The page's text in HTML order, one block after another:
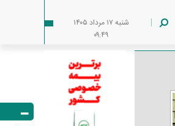
شنبه ۱۷ مرداد ۱۴۰۵
۰۹:۴۹